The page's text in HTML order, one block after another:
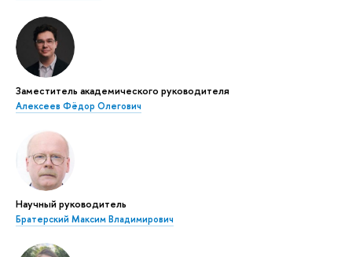
Заместитель академического руководителя
Алексеев Фёдор Олегович
Научный руководитель
Братерский Максим Владимирович